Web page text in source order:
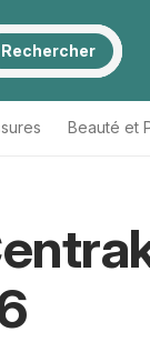
Rechercher
Beauté et